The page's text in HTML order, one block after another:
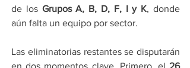
de los Grupos A, B, D, F, I y K, donde
aún falta un equipo por sector.
Las eliminatorias restantes se disputarán
en dos momentos clave. Primero, el 26